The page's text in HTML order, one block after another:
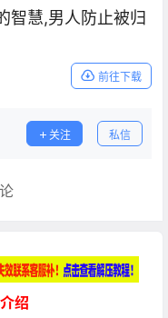
智慧,男人防止被归
前往下载
关注 私信
绍